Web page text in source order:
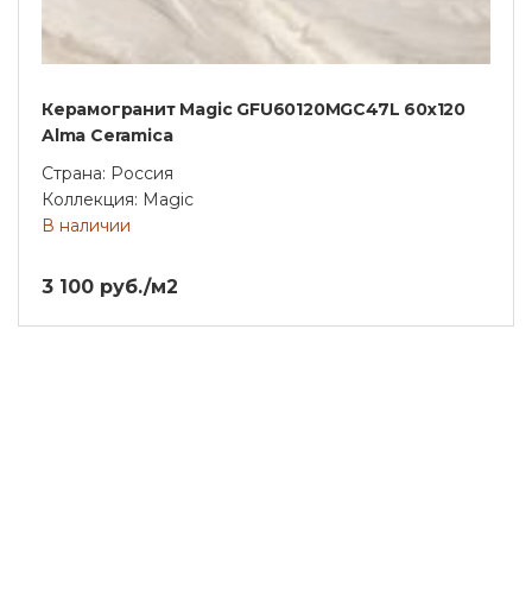
Керамогранит Magic GFU60120MGC47L 60х120
Alma Ceramica
Страна: Россия
Коллекция: Magic
В наличии
3 100 руб./м2